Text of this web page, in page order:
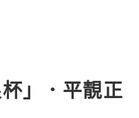
」．平靚正